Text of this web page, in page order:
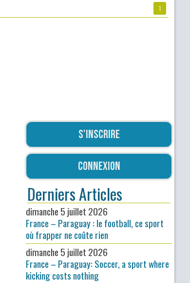
1
S'inscrire
Connexion
Derniers Articles
dimanche 5 juillet 2026
France – Paraguay : le football, ce sport
où frapper ne coûte rien
dimanche 5 juillet 2026
France – Paraguay: Soccer, a sport where
kicking costs nothing